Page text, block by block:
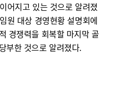
어지고 있는 것으로 알려졌
원 대상 경영현황 설명회에
경쟁력을 회복할 마지막 골
부한 것으로 알려졌다.